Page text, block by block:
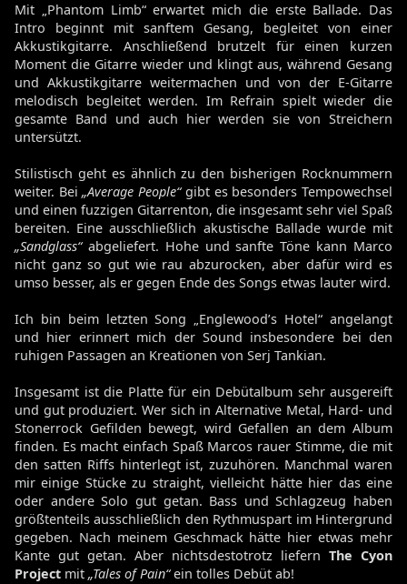
Mit „Phantom Limb“ erwartet mich die erste Ballade. Das
Intro beginnt mit sanftem Gesang, begleitet von einer
Akkustikgitarre. Anschließend brutzelt für einen kurzen
Moment die Gitarre wieder und klingt aus, während Gesang
und Akkustikgitarre weitermachen und von der E-Gitarre
melodisch begleitet werden. Im Refrain spielt wieder die
gesamte Band und auch hier werden sie von Streichern
untersützt.
Stilistisch geht es ähnlich zu den bisherigen Rocknummern
weiter. Bei„Average People“gibt es besonders Tempowechsel
und einen fuzzigen Gitarrenton, die insgesamt sehr viel Spaß
bereiten. Eine ausschließlich akustische Ballade wurde mit
„Sandglass“abgeliefert. Hohe und sanfte Töne kann Marco
nicht ganz so gut wie rau abzurocken, aber dafür wird es
umso besser, als er gegen Ende des Songs etwas lauter wird.
Ich bin beim letzten Song „Englewood’s Hotel“ angelangt
und hier erinnert mich der Sound insbesondere bei den
ruhigen Passagen an Kreationen von Serj Tankian.
Insgesamt ist die Platte für ein Debütalbum sehr ausgereift
und gut produziert. Wer sich in Alternative Metal, Hard- und
Stonerrock Gefilden bewegt, wird Gefallen an dem Album
finden. Es macht einfach Spaß Marcos rauer Stimme, die mit
den satten Riffs hinterlegt ist, zuzuhören. Manchmal waren
mir einige Stücke zu straight, vielleicht hätte hier das eine
oder andere Solo gut getan. Bass und Schlagzeug haben
größtenteils ausschließlich den Rythmuspart im Hintergrund
gegeben. Nach meinem Geschmack hätte hier etwas mehr
Kante gut getan. Aber nichtsdestotrotz liefern The Cyon
Project mit „Tales of Pain“ein tolles Debüt ab!